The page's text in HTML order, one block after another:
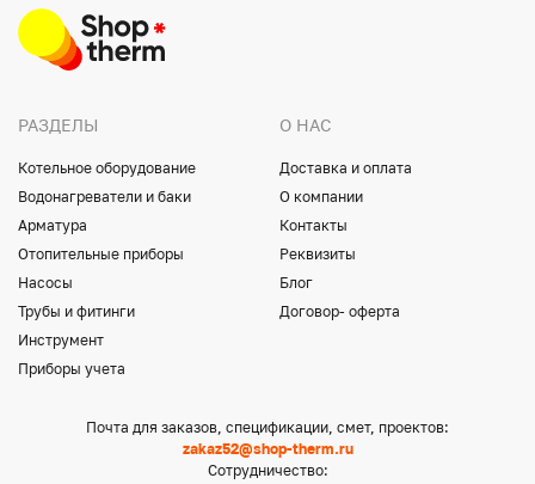
РАЗДЕЛЫ
Котельное оборудование
Водонагреватели и баки
Арматура
Отопительные приборы
Насосы
Трубы и фитинги
Инструмент
Приборы учета
О НАС
Доставка и оплата
О компании
Контакты
Реквизиты
Блог
Договор- оферта
Почта для заказов, спецификации, смет, проектов:
zakaz52@shop-therm.ru
Сотрудничество: